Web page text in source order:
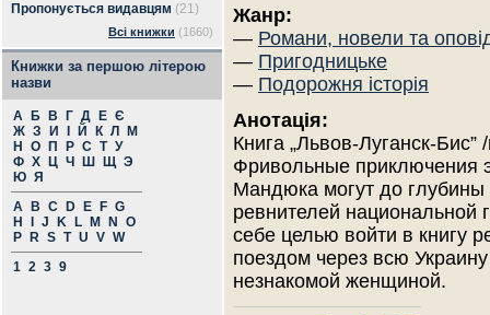
Пропонується видавцям (21)
Всі книжки (1660)
Книжки за першою літерою
назви
А Б В Г Д Е Є
Ж З И Й К Л
М
Н
О П Р С Т У
Ф Х Ц Ч Ш Щ Э
Ю Я
A
B C D E F G
H
J K L M N
O
P
R S T U V W
1 2 3 9
Жанр:
— Романи, новели та
— Пригодницьке
— Подорожня історія
Анотація:
Книга „Львов-Луганск-Бис”
Фривольные приключения
Мандюка могут до
ревнителей национальной
себе целью войти в книгу
поездом через всю
незнакомой женщиной.